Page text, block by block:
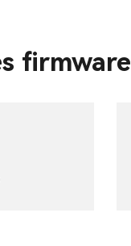
firmware